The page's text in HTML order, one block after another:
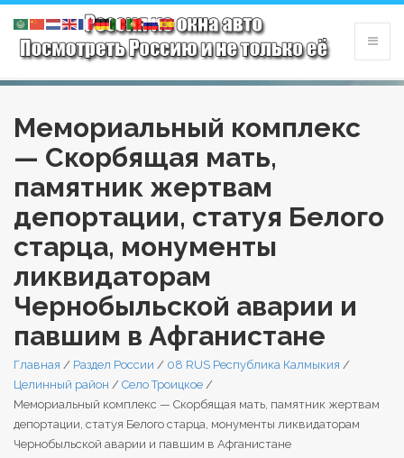
Мемориальный комплекс
— Скорбящая мать,
памятник жертвам
депортации, статуя Белого
старца, монументы
ликвидаторам
Чернобыльской аварии и
павшим в Афганистане
Главная / Раздел России / 08 RUS Республика Калмыкия /
Целинный район / Село Троицкое /
Мемориальный комплекс — Скорбящая мать, памятник жертвам
депортации, статуя Белого старца, монументы ликвидаторам
Чернобыльской аварии и павшим в Афганистане